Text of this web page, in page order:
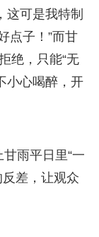
这可是我特制
点子！”而甘
绝，只能“无
小心喝醉，开
雨平日里“一
差，让观众